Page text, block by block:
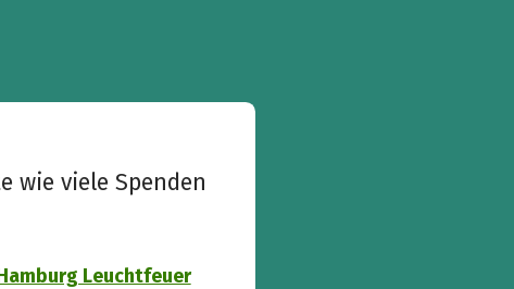
wie viele Spenden
Leuchtfeuer